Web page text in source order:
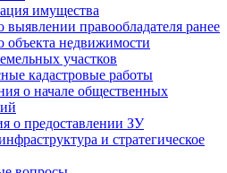
имущества
выявлении правообладателя ранее
объекта недвижимости
участков
кадастровые работы
о начале общественных
о предоставлении ЗУ
и стратегическое